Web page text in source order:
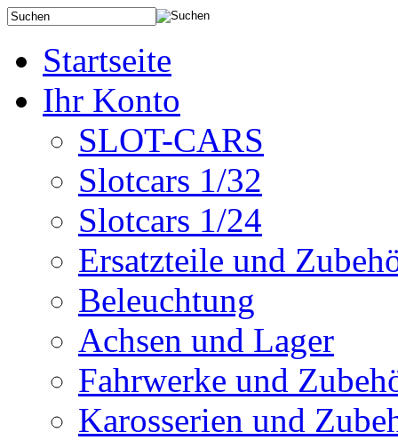
Startseite
Ihr Konto
SLOT-CARS
Slotcars 1/32
Slotcars 1/24
Ersatzteile und
Beleuchtung
Achsen und Lager
Fahrwerke und
Karosserien und